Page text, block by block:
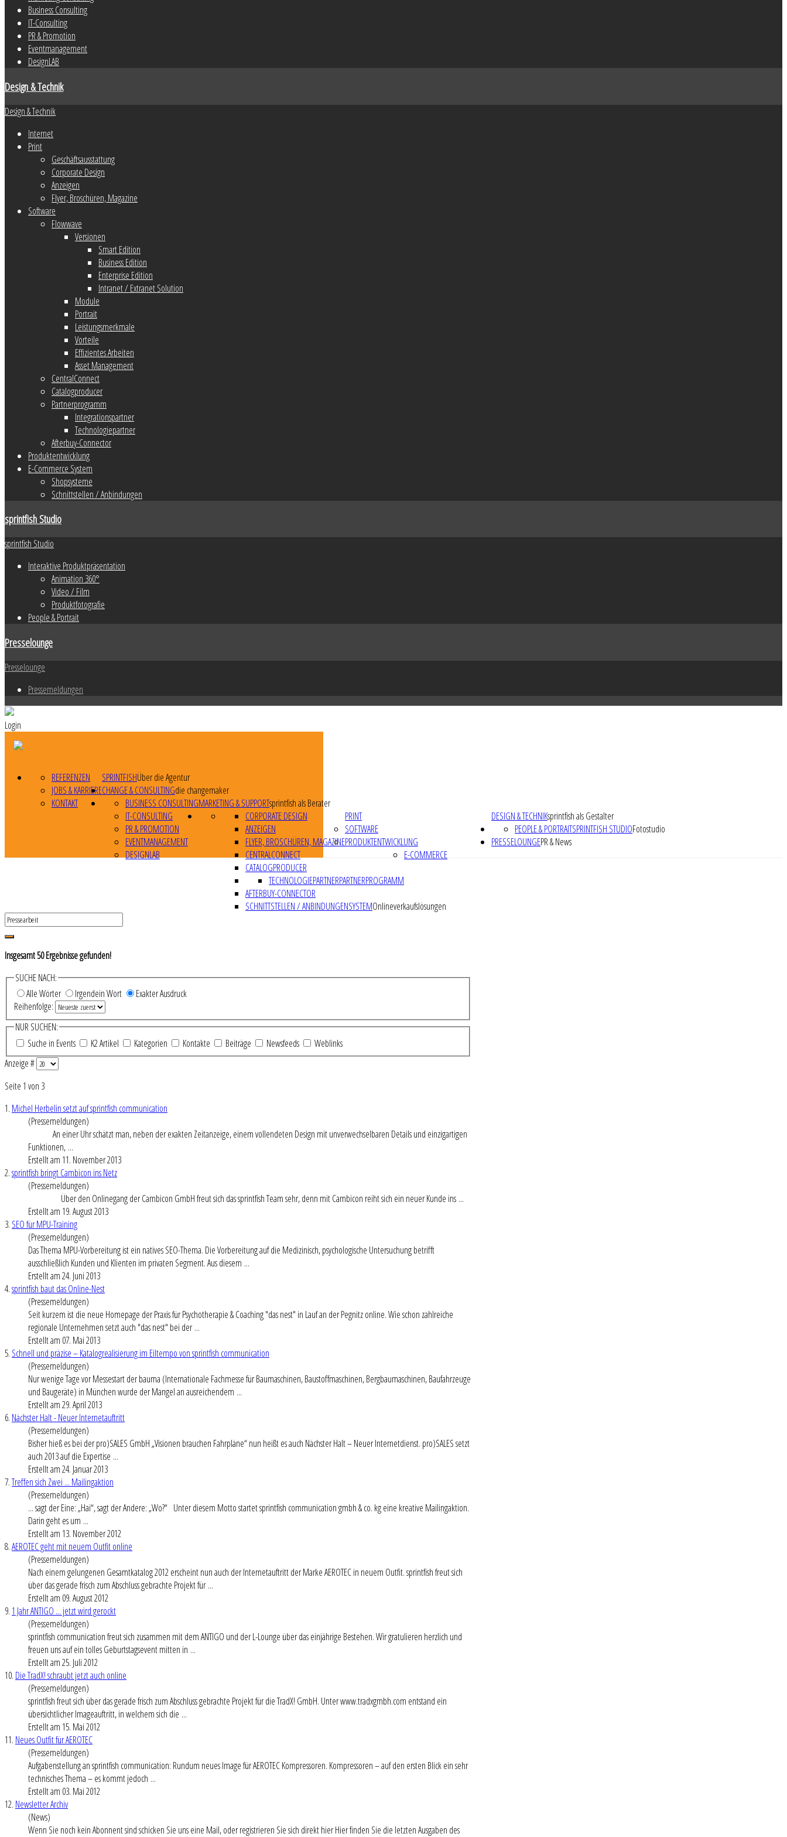
Business Consulting
IT-Consulting
PR & Promotion
Eventmanagement
DesignLAB
Design & Technik
Design & Technik
Internet
Print
Geschäftsausstattung
Corporate Design
Anzeigen
Flyer, Broschüren, Magazine
Software
Flowwave
Versionen
Smart Edition
Business Edition
Enterprise Edition
Intranet / Extranet Solution
Module
Portrait
Leistungsmerkmale
Vorteile
Effizientes Arbeiten
Asset Management
CentralConnect
Catalogproducer
Partnerprogramm
Integrationspartner
Technologiepartner
Afterbuy-Connector
Produktentwicklung
E-Commerce System
Shopsysteme
Schnittstellen / Anbindungen
sprintfish Studio
sprintfish Studio
Interaktive Produktpräsentation
Animation 360°
Video / Film
Produktfotografie
People & Portrait
Presselounge
Presselounge
Pressemeldungen
Login
SPRINTFISHÜber die Agentur
REFERENZEN
JOBS & KARRIERE
KONTAKT
CHANGE & CONSULTINGdie changemaker
MARKETING & SUPPORTsprintfish als Berater
BUSINESS CONSULTING
IT-CONSULTING
PR & PROMOTION
EVENTMANAGEMENT
DESIGNLAB
DESIGN & TECHNIKsprintfish als Gestalter
PRINT
CORPORATE DESIGN
ANZEIGEN
FLYER, BROSCHÜREN, MAGAZINE
SOFTWARE
CENTRALCONNECT
CATALOGPRODUCER
PARTNERPROGRAMM
TECHNOLOGIEPARTNER
AFTERBUY-CONNECTOR
PRODUKTENTWICKLUNG
E-COMMERCE
SYSTEMOnlineverkaufslösungen
SCHNITTSTELLEN / ANBINDUNGEN
SPRINTFISH STUDIOFotostudio
PEOPLE & PORTRAIT
PRESSELOUNGEPR & News
Insgesamt50Ergebnisse gefunden!
SUCHE NACH:
Alle Wörter
Irgendein Wort
Exakter Ausdruck
Reihenfolge:
NUR SUCHEN:
Suche in Events
K2 Artikel Kategorien Kontakte Beiträge Newsfeeds
Weblinks
Anzeige #
Seite 1 von 3
1. Michel Herbelin setzt auf sprintfish communication
(Pressemeldungen)
An einer Uhr schätzt man, neben der exakten Zeitanzeige, einem vollendeten Design mit unverwechselbaren Details und einzigartigen
Funktionen, ...
Erstellt am 11. November 2013
2.sprintfish bringt Cambicon ins Netz
(Pressemeldungen)
Über den Onlinegang der Cambicon GmbH freut sich das sprintfish Team sehr, denn mit Cambicon reiht sich ein neuer Kunde ins ...
Erstellt am 19. August 2013
3. SEO für MPU-Training
(Pressemeldungen)
Das Thema MPU-Vorbereitung ist ein natives SEO-Thema. Die Vorbereitung auf die Medizinisch, psychologische Untersuchung betrifft
ausschließlich Kunden und Klienten im privaten Segment. Aus diesem ...
Erstellt am 24. Juni 2013
4.sprintfish baut das Online-Nest
(Pressemeldungen)
Seit kurzem ist die neue Homepage der Praxis für Psychotherapie & Coaching "das nest" in Lauf an der Pegnitz online. Wie schon zahlreiche
regionale Unternehmen setzt auch "das nest" bei der ...
Erstellt am 07. Mai 2013
5. Schnell und präzise – Katalogrealisierung im Eiltempo von sprintfish communication
(Pressemeldungen)
Nur wenige Tage vor Messestart der bauma (Internationale Fachmesse für Baumaschinen, Baustoffmaschinen, Bergbaumaschinen, Baufahrzeuge
und Baugeräte) in München wurde der Mangel an ausreichendem ...
Erstellt am 29. April 2013
6. Nächster Halt - Neuer Internetauftritt
(Pressemeldungen)
Bisher hieß es bei der pro)SALES GmbH „Visionen brauchen Fahrpläne“ nun heißt es auch Nächster Halt – Neuer Internetdienst. pro)SALES setzt
auch 2013 auf die Expertise ...
Erstellt am 24. Januar 2013
7.Treffen sich Zwei ... Mailingaktion
(Pressemeldungen)
... sagt der Eine: „Hai“, sagt der Andere: „Wo?“ Unter diesem Motto startet sprintfish communication gmbh & co. kg eine kreative Mailingaktion.
Darin geht es um ...
Erstellt am 13. November 2012
8.AEROTEC geht mit neuem Outfit online
(Pressemeldungen)
Nach einem gelungenen Gesamtkatalog 2012 erscheint nun auch der Internetauftritt der Marke AEROTEC in neuem Outfit. sprintfish freut sich
über das gerade frisch zum Abschluss gebrachte Projekt für ...
Erstellt am 09. August 2012
9. 1 Jahr ANTIGO ... jetzt wird gerockt
(Pressemeldungen)
sprintfish communication freut sich zusammen mit dem ANTIGO und der L-Lounge über das einjährige Bestehen. Wir gratulieren herzlich und
freuen uns auf ein tolles Geburtstagsevent mitten in ...
Erstellt am 25. Juli 2012
10. Die TradX! schraubt jetzt auch online
(Pressemeldungen)
sprintfish freut sich über das gerade frisch zum Abschluss gebrachte Projekt für die TradX! GmbH. Unter www.tradxgmbh.com entstand ein
übersichtlicher Imageauftritt, in welchem sich die ...
Erstellt am 15. Mai 2012
11. Neues Outfit für AEROTEC
(Pressemeldungen)
Aufgabenstellung an sprintfish communication: Rundum neues Image für AEROTEC Kompressoren. Kompressoren – auf den ersten Blick ein sehr
technisches Thema – es kommt jedoch ...
Erstellt am 03. Mai 2012
12. Newsletter Archiv
(News)
Wenn Sie noch kein Abonnent sind schicken Sie uns eine Mail, oder registrieren Sie sich direkt hier Hier finden Sie die letzten Ausgaben des